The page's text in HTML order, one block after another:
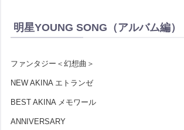
明星YOUNG SONG（アルバム編）
ファンタジー＜幻想曲＞
NEW AKINA エトランゼ
BEST AKINA メモワール
ANNIVERSARY